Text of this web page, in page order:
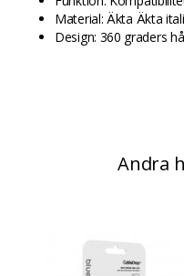
Material: Äkta Äkta
Design: 360 graders
Andra